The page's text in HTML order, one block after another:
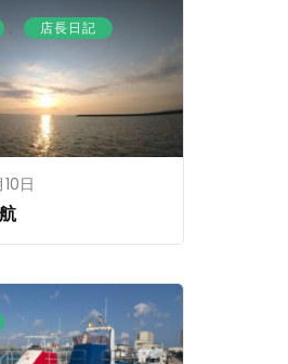
、 店長日記
日